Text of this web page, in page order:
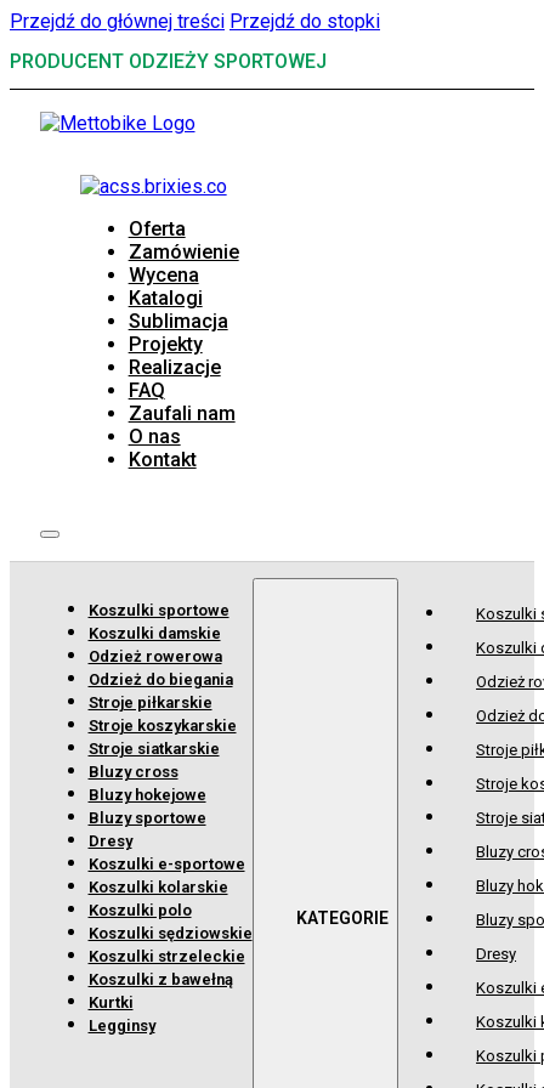
Przejdź do głównej treści Przejdź do stopki
PRODUCENT ODZIEŻY SPORTOWEJ
Oferta
Zamówienie
Wycena
Katalogi
Sublimacja
Projekty
Realizacje
FAQ
Zaufali nam
O nas
Kontakt
Koszulki sportowe
Koszulki damskie
Odzież rowerowa
Odzież do biegania
Stroje piłkarskie
Stroje koszykarskie
Stroje siatkarskie
Bluzy cross
Bluzy hokejowe
Bluzy sportowe
Dresy
Koszulki e-sportowe
Koszulki kolarskie
Koszulki polo
Koszulki sędziowskie
Koszulki strzeleckie
Koszulki z bawełną
Kurtki
Legginsy
Koszulki
Koszulki
Odzież
Odzież
Stroje
Stroje
Stroje
Bluzy
Bluzy
Bluzy
Dresy
Koszulki
Koszulki
Koszulki